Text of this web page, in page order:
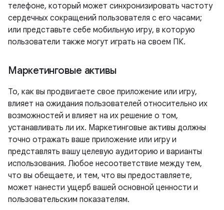
телефоне, который может синхронизировать частоту
сердечных сокращений пользователя с его часами;
или представьте себе мобильную игру, в которую
пользователи также могут играть на своем ПК.
Маркетинговые активы
То, как вы продвигаете свое приложение или игру,
влияет на ожидания пользователей относительно их
возможностей и влияет на их решение о том,
устанавливать ли их. Маркетинговые активы должны
точно отражать ваше приложение или игру и
представлять вашу целевую аудиторию и варианты
использования. Любое несоответствие между тем,
что вы обещаете, и тем, что вы предоставляете,
может нанести ущерб вашей основной ценности и
пользовательским показателям.